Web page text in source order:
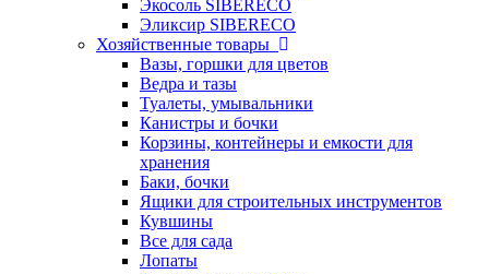
Экосоль SIBERECO
Эликсир SIBERECO
Хозяйственные товары
Вазы, горшки для цветов
Ведра и тазы
Туалеты, умывальники
Канистры и бочки
Корзины, контейнеры и емкости для
хранения
Баки, бочки
Ящики для строительных инструментов
Кувшины
Все для сада
Лопаты